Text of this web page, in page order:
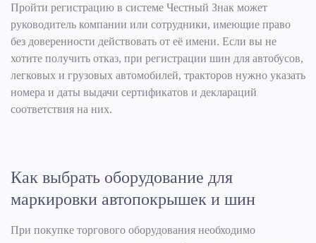
Пройти регистрацию в системе Честный Знак может
руководитель компании или сотрудники, имеющие право
без доверенности действовать от её имени. Если вы не
хотите получить отказ, при регистрации шин для автобусов,
легковых и грузовых автомобилей, тракторов нужно указать
номера и даты выдачи сертификатов и деклараций
соответствия на них.
Как выбрать оборудование для
маркировки автопокрышек и шин
При покупке торгового оборудования необходимо